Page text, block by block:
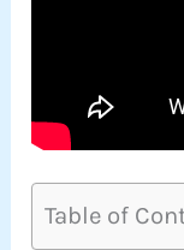
Table of